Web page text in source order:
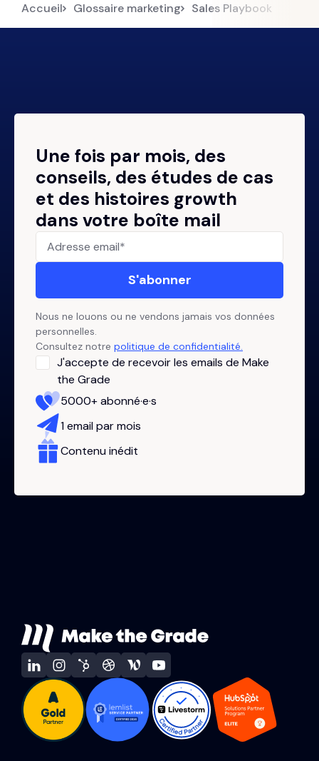
Accueil Glossaire marketing Sales Playbook
Une fois par mois, des
conseils, des études de cas
et des histoires growth
dans votre boîte mail
Nous ne louons ou ne vendons jamais vos données
personnelles.
Consultez notre politique de confidentialité.
J'accepte de recevoir les emails de Make
the Grade
5000+ abonné·e·s
1 email par mois
Contenu inédit